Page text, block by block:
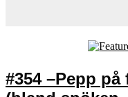
#354 –Pepp på